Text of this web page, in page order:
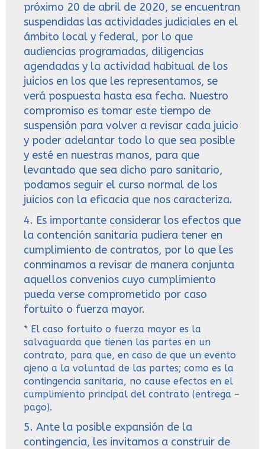
próximo 20 de abril de 2020, se encuentran
suspendidas las actividades judiciales en el
ámbito local y federal, por lo que
audiencias programadas, diligencias
agendadas y la actividad habitual de los
juicios en los que les representamos, se
verá pospuesta hasta esa fecha. Nuestro
compromiso es tomar este tiempo de
suspensión para volver a revisar cada juicio
y poder adelantar todo lo que sea posible
y esté en nuestras manos, para que
levantado que sea dicho paro sanitario,
podamos seguir el curso normal de los
juicios con la eficacia que nos caracteriza.
4. Es importante considerar los efectos que
la contención sanitaria pudiera tener en
cumplimiento de contratos, por lo que les
conminamos a revisar de manera conjunta
aquellos convenios cuyo cumplimiento
pueda verse comprometido por caso
fortuito o fuerza mayor.
* El caso fortuito o fuerza mayor es la
salvaguarda que tienen las partes en un
contrato, para que, en caso de que un evento
ajeno a la voluntad de las partes; como es la
contingencia sanitaria, no cause efectos en el
cumplimiento principal del contrato (entrega –
pago).
5. Ante la posible expansión de la
contingencia, les invitamos a construir de